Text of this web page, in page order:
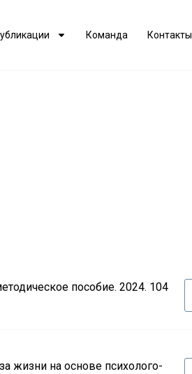
Команда Контакты
пособие. 2024. 104
жизни на основе психолого-